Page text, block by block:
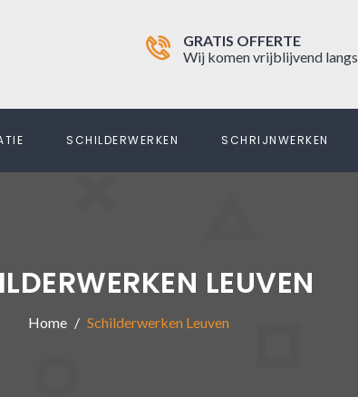
GRATIS OFFERTE
Wij komen vrijblijvend langs
SCHILDERWERKEN SCHRIJNWERKEN
LEUVEN
Home Schilderwerken Leuven